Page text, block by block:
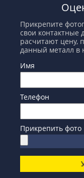
Прикрепите
свои
расчитают цену,
данный металл в
Имя
Телефон
Прикрепить фото